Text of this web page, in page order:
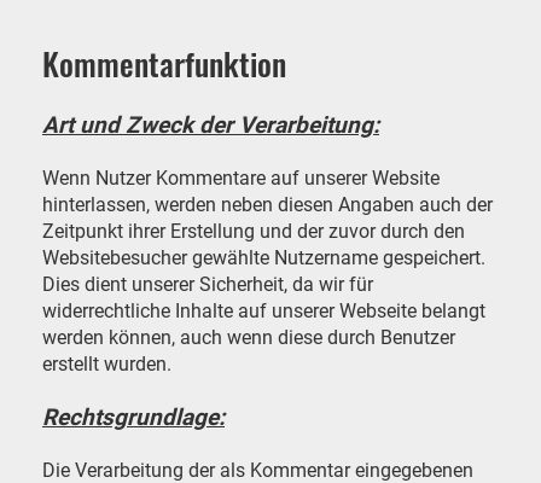
Kommentarfunktion
Art und Zweck der Verarbeitung:
Wenn Nutzer Kommentare auf unserer Website
hinterlassen, werden neben diesen Angaben auch der
Zeitpunkt ihrer Erstellung und der zuvor durch den
Websitebesucher gewählte Nutzername gespeichert.
Dies dient unserer Sicherheit, da wir für
widerrechtliche Inhalte auf unserer Webseite belangt
werden können, auch wenn diese durch Benutzer
erstellt wurden.
Rechtsgrundlage:
Die Verarbeitung der als Kommentar eingegebenen